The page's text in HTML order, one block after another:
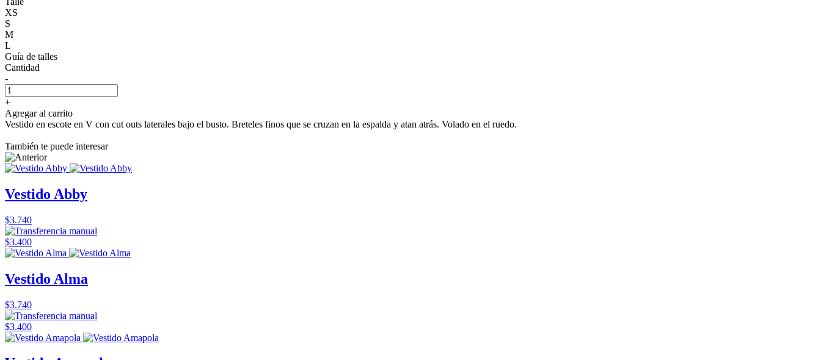
XS
S
M
L
Guía de talles
Cantidad
-
+
Agregar al carrito
Vestido en escote en V con cut outs laterales bajo el busto. Breteles finos que se cruzan en la espalda y atan atrás. Volado en el ruedo.
También te puede interesar
Vestido Abby
$3.740
$3.400
Vestido Alma
$3.740
$3.400